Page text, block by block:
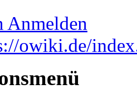
Anmelden
owiki.de/